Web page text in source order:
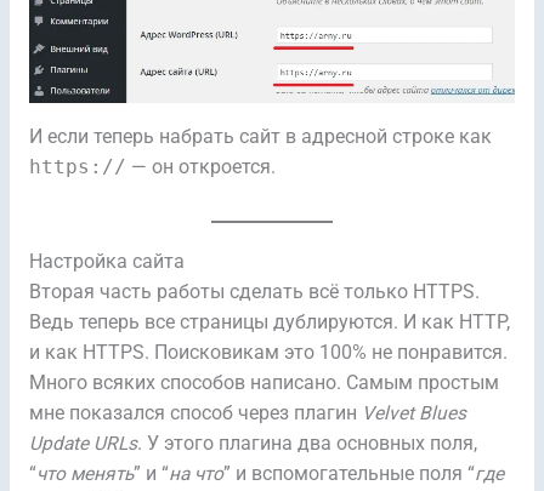
И если теперь набрать сайт в адресной строке как
https:// — он откроется.
Настройка сайта
Вторая часть работы сделать всё только HTTPS.
Ведь теперь все страницы дублируются. И как HTTP,
и как HTTPS. Поисковикам это 100% не понравится.
Много всяких способов написано. Самым простым
мне показался способ через плагин Velvet Blues
Update URLs. У этого плагина два основных поля,
“что менять” и “на что” и вспомогательные поля “где